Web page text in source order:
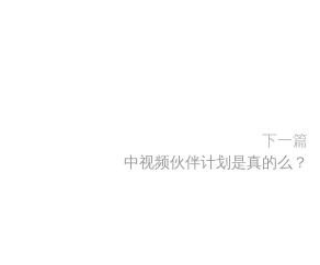
下一篇
中视频伙伴计划是真的么？